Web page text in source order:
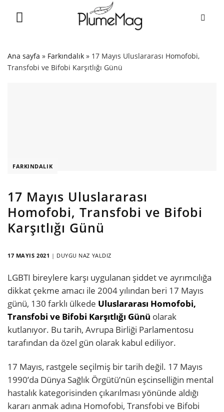
Ana sayfa » Farkındalık » 17 Mayıs Uluslararası Homofobi,
Transfobi ve Bifobi Karşıtlığı Günü
FARKINDALIK
17 Mayıs Uluslararası
Homofobi, Transfobi ve Bifobi
Karşıtlığı Günü
17 MAYIS 2021 | DUYGU NAZ YALDIZ
LGBTI bireylere karşı uygulanan şiddet ve ayrımcılığa
dikkat çekme amacı ile 2004 yılından beri 17 Mayıs
günü, 130 farklı ülkede Uluslararası Homofobi,
Transfobi ve Bifobi Karşıtlığı Günü olarak
kutlanıyor. Bu tarih, Avrupa Birliği Parlamentosu
tarafından da özel gün olarak kabul ediliyor.
17 Mayıs, rastgele seçilmiş bir tarih değil. 17 Mayıs
1990’da Dünya Sağlık Örgütü’nün eşcinselliğin mental
hastalık kategorisinden çıkarılması yönünde aldığı
kararı anmak adına Homofobi, Transfobi ve Bifobi